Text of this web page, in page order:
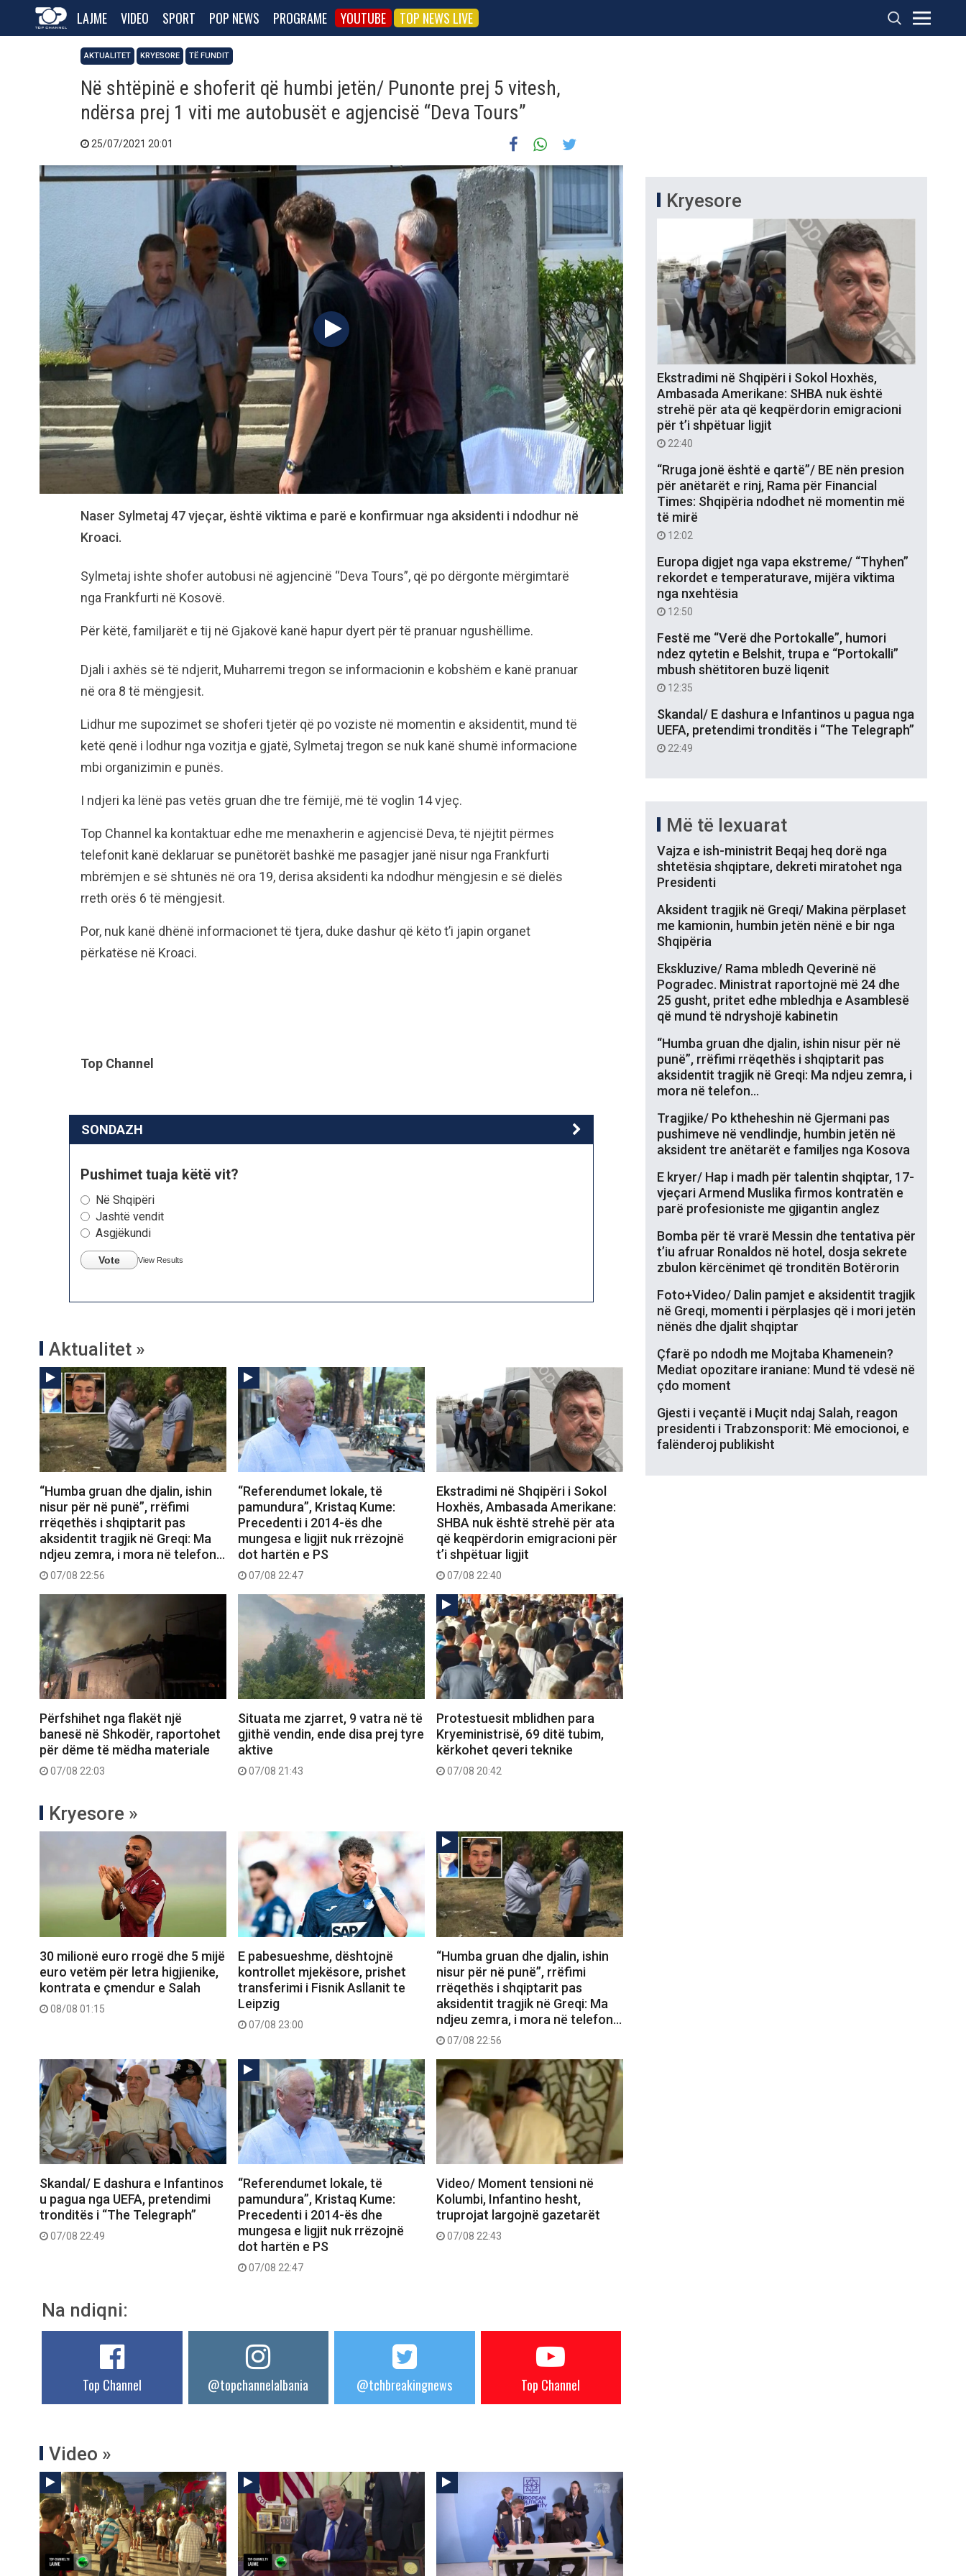
LAJME VIDEO SPORT POP NEWS PROGRAME YOUTUBE TOP NEWS LIVE
AKTUALITET KRYESORE TË FUNDIT
Në shtëpinë e shoferit që humbi jetën/ Punonte prej 5 vitesh,
ndërsa prej 1 viti me autobusët e agjencisë “Deva Tours”
25/07/2021 20:01
Naser Sylmetaj 47 vjeçar, është viktima e parë e konfirmuar nga aksidenti i ndodhur në
Kroaci.
Sylmetaj ishte shofer autobusi në agjencinë “Deva Tours”, që po dërgonte mërgimtarë
nga Frankfurti në Kosovë.
Për këtë, familjarët e tij në Gjakovë kanë hapur dyert për të pranuar ngushëllime.
Djali i axhës së të ndjerit, Muharremi tregon se informacionin e kobshëm e kanë pranuar
në ora 8 të mëngjesit.
Lidhur me supozimet se shoferi tjetër që po voziste në momentin e aksidentit, mund të
ketë qenë i lodhur nga vozitja e gjatë, Sylmetaj tregon se nuk kanë shumë informacione
mbi organizimin e punës.
I ndjeri ka lënë pas vetës gruan dhe tre fëmijë, më të voglin 14 vjeç.
Top Channel ka kontaktuar edhe me menaxherin e agjencisë Deva, të njëjtit përmes
telefonit kanë deklaruar se punëtorët bashkë me pasagjer janë nisur nga Frankfurti
mbrëmjen e së shtunës në ora 19, derisa aksidenti ka ndodhur mëngjesin e së dielës
rreth orës 6 të mëngjesit.
Por, nuk kanë dhënë informacionet të tjera, duke dashur që këto t’i japin organet
përkatëse në Kroaci.
Top Channel
SONDAZH
Pushimet tuaja këtë vit?
Në Shqipëri
Jashtë vendit
Asgjëkundi
Vote View Results
Aktualitet »
“Humba gruan dhe djalin, ishin
nisur për në punë”, rrëfimi
rrëqethës i shqiptarit pas
aksidentit tragjik në Greqi: Ma
ndjeu zemra, i mora në telefon…
07/08 22:56
“Referendumet lokale, të
pamundura”, Kristaq Kume:
Precedenti i 2014-ës dhe
mungesa e ligjit nuk rrëzojnë
dot hartën e PS
07/08 22:47
Ekstradimi në Shqipëri i Sokol
Hoxhës, Ambasada Amerikane:
SHBA nuk është strehë për ata
që keqpërdorin emigracioni për
t’i shpëtuar ligjit
07/08 22:40
Përfshihet nga flakët një
banesë në Shkodër, raportohet
për dëme të mëdha materiale
07/08 22:03
Situata me zjarret, 9 vatra në të
gjithë vendin, ende disa prej tyre
aktive
07/08 21:43
Protestuesit mblidhen para
Kryeministrisë, 69 ditë tubim,
kërkohet qeveri teknike
07/08 20:42
Kryesore »
30 milionë euro rrogë dhe 5 mijë
euro vetëm për letra higjienike,
kontrata e çmendur e Salah
08/08 01:15
E pabesueshme, dështojnë
kontrollet mjekësore, prishet
transferimi i Fisnik Asllanit te
Leipzig
07/08 23:00
“Humba gruan dhe djalin, ishin
nisur për në punë”, rrëfimi
rrëqethës i shqiptarit pas
aksidentit tragjik në Greqi: Ma
ndjeu zemra, i mora në telefon…
07/08 22:56
Skandal/ E dashura e Infantinos
u pagua nga UEFA, pretendimi
tronditës i “The Telegraph”
07/08 22:49
“Referendumet lokale, të
pamundura”, Kristaq Kume:
Precedenti i 2014-ës dhe
mungesa e ligjit nuk rrëzojnë
dot hartën e PS
07/08 22:47
Video/ Moment tensioni në
Kolumbi, Infantino hesht,
truprojat largojnë gazetarët
07/08 22:43
Na ndiqni:
Top Channel @topchannelalbania @tchbreakingnews Top Channel
Video »
Kryesore
Ekstradimi në Shqipëri i Sokol Hoxhës,
Ambasada Amerikane: SHBA nuk është
strehë për ata që keqpërdorin emigracioni
për t’i shpëtuar ligjit
22:40
“Rruga jonë është e qartë”/ BE nën presion
për anëtarët e rinj, Rama për Financial
Times: Shqipëria ndodhet në momentin më
të mirë
12:02
Europa digjet nga vapa ekstreme/ “Thyhen”
rekordet e temperaturave, mijëra viktima
nga nxehtësia
12:50
Festë me “Verë dhe Portokalle”, humori
ndez qytetin e Belshit, trupa e “Portokalli”
mbush shëtitoren buzë liqenit
12:35
Skandal/ E dashura e Infantinos u pagua nga
UEFA, pretendimi tronditës i “The Telegraph”
22:49
Më të lexuarat
Vajza e ish-ministrit Beqaj heq dorë nga
shtetësia shqiptare, dekreti miratohet nga
Presidenti
Aksident tragjik në Greqi/ Makina përplaset
me kamionin, humbin jetën nënë e bir nga
Shqipëria
Ekskluzive/ Rama mbledh Qeverinë në
Pogradec. Ministrat raportojnë më 24 dhe
25 gusht, pritet edhe mbledhja e Asamblesë
që mund të ndryshojë kabinetin
“Humba gruan dhe djalin, ishin nisur për në
punë”, rrëfimi rrëqethës i shqiptarit pas
aksidentit tragjik në Greqi: Ma ndjeu zemra, i
mora në telefon…
Tragjike/ Po ktheheshin në Gjermani pas
pushimeve në vendlindje, humbin jetën në
aksident tre anëtarët e familjes nga Kosova
E kryer/ Hap i madh për talentin shqiptar, 17-
vjeçari Armend Muslika firmos kontratën e
parë profesioniste me gjigantin anglez
Bomba për të vrarë Messin dhe tentativa për
t’iu afruar Ronaldos në hotel, dosja sekrete
zbulon kërcënimet që tronditën Botërorin
Foto+Video/ Dalin pamjet e aksidentit tragjik
në Greqi, momenti i përplasjes që i mori jetën
nënës dhe djalit shqiptar
Çfarë po ndodh me Mojtaba Khamenein?
Mediat opozitare iraniane: Mund të vdesë në
çdo moment
Gjesti i veçantë i Muçit ndaj Salah, reagon
presidenti i Trabzonsporit: Më emocionoi, e
falënderoj publikisht